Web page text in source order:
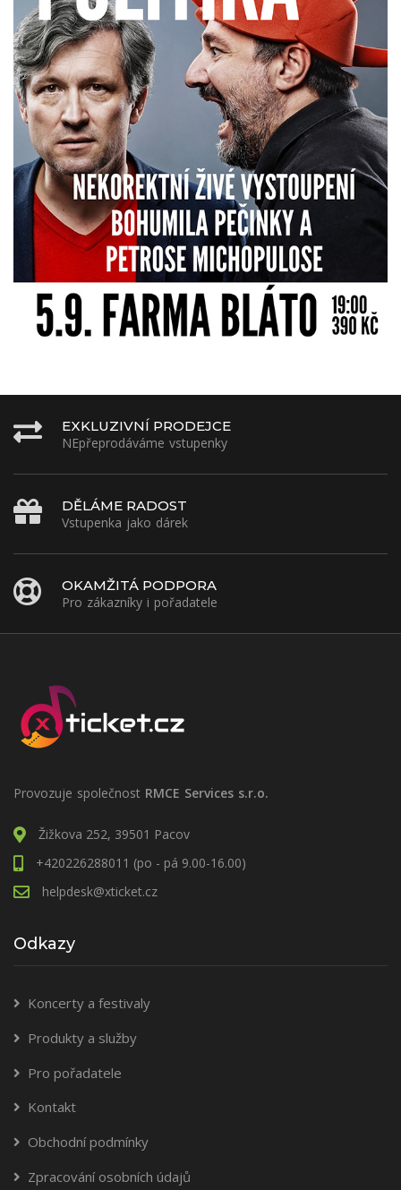
EXKLUZIVNÍ PRODEJCE
NEpřeprodáváme vstupenky
DĚLÁME RADOST
Vstupenka jako dárek
OKAMŽITÁ PODPORA
Pro zákazníky i pořadatele
Provozuje společnost RMCE Services s.r.o.
Žižkova 252, 39501 Pacov
+420226288011 (po - pá 9.00-16.00)
helpdesk@xticket.cz
Odkazy
Koncerty a festivaly
Produkty a služby
Pro pořadatele
Kontakt
Obchodní podmínky
Zpracování osobních údajů